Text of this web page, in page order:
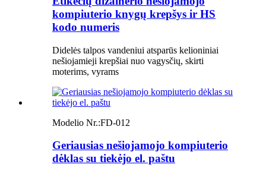
kompiuterio knygų krepšys ir HS
kodo numeris
Didelės talpos vandeniui atsparūs kelioniniai
nešiojamieji krepšiai nuo vagysčių, skirti
moterims, vyrams
Modelio Nr.:FD-012
Geriausias nešiojamojo kompiuterio
dėklas su tiekėjo el. paštu